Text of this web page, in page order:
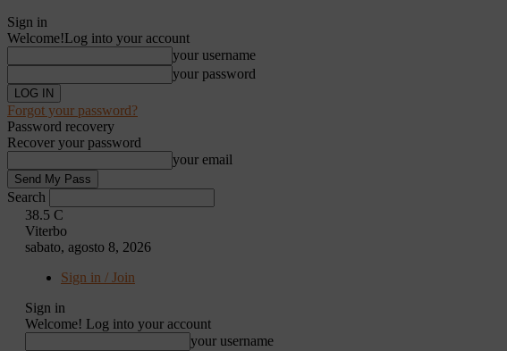
Sign in
Welcome!Log into your account
your username
your password
Forgot your password?
Password recovery
Recover your password
your email
Search
38.5 C
Viterbo
sabato, agosto 8, 2026
Sign in / Join
Sign in
Welcome! Log into your account
your username